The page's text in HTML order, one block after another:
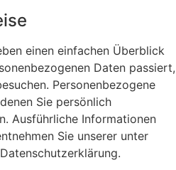
einen einfachen Überblick
Daten passiert,
Personenbezogene
Sie persönlich
Ausführliche Informationen
Sie unserer unter